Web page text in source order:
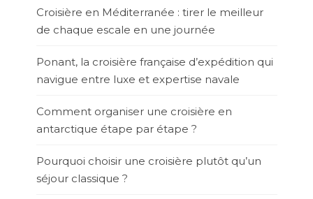
Croisière en Méditerranée : tirer le meilleur
de chaque escale en une journée
Ponant, la croisière française d’expédition qui
navigue entre luxe et expertise navale
Comment organiser une croisière en
antarctique étape par étape ?
Pourquoi choisir une croisière plutôt qu’un
séjour classique ?